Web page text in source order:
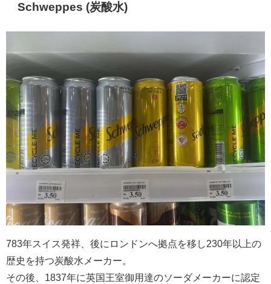
Schweppes (炭酸水)
783年スイス発祥、後にロンドンへ拠点を移し230年以上の
歴史を持つ炭酸水メーカー。
その後、1837年に英国王室御用達のソーダメーカーに認定